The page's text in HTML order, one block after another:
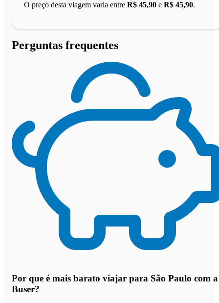
O preço desta viagem varia entre R$ 45,90 e R$ 45,90.
Perguntas frequentes
Por que é mais barato viajar para São Paulo com a
Buser?